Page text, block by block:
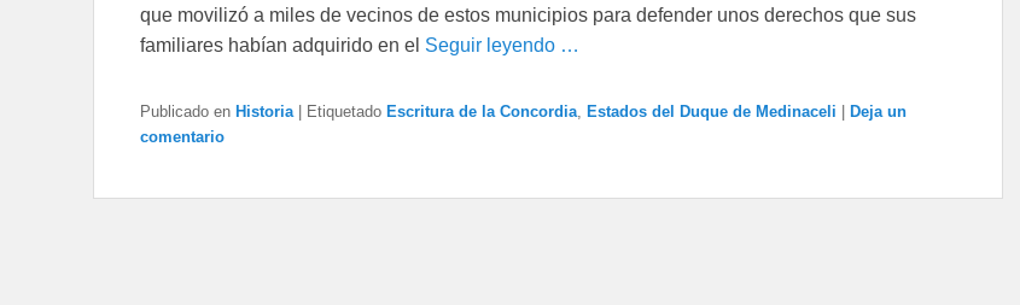
que movilizó a miles de vecinos de estos municipios para defender unos derechos que sus
familiares habían adquirido en el Seguir leyendo …
Publicado en Historia Etiquetado Escritura de la Concordia, Estados del Duque de Medinaceli
Deja un
comentario